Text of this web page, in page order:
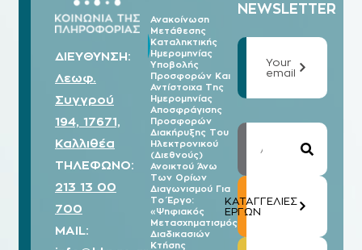
ΔΙΕΥΘΥΝΣΗ:
Λεωφ.
Συγγρού
194, 17671,
Καλλιθέα
ΤΗΛΕΦΩΝΟ:
213 13 00
700
MAIL:
Ανακοίνωση
Μετάθεσης
Καταληκτικής
Ημερομηνίας
Υποβολής
Προσφορών Και
Αντίστοιχα Της
Ημερομηνίας
Αποσφράγισης
Προσφορών
Διακήρυξης Του
Ηλεκτρονικού
(Διεθνούς)
Ανοικτού Άνω
Των Ορίων
Διαγωνισμού Για
Το Έργο:
«Ψηφιακός
Μετασχηματισμός
Διαδικασιών
Κτήσης
07/08
NEWSLETTER
Your
email
ΚΑΤΑΓΓΕΛΙΕΣ
ΕΡΓΩΝ